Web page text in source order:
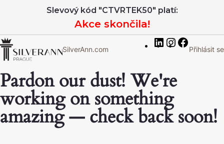
Slevový kód "CTVRTEK50" platí:
Akce skončila!
SilverAnn.com
LinkedIn
Přihlásit se
Pardon our dust! We're
working on something
amazing — check back soon!